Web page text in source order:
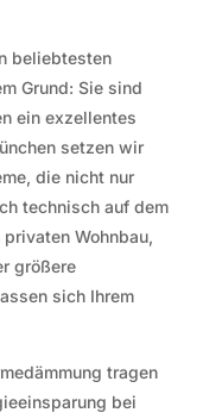
beliebtesten
Grund: Sie sind
ein exzellentes
setzen wir
die nicht nur
technisch auf dem
Wohnbau,
größere
sich Ihrem
tragen
bei